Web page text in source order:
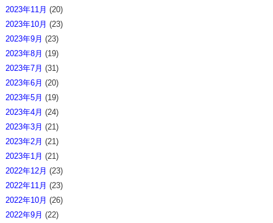
2023年11月 (20)
2023年10月 (23)
2023年9月 (23)
2023年8月 (19)
2023年7月 (31)
2023年6月 (20)
2023年5月 (19)
2023年4月 (24)
2023年3月 (21)
2023年2月 (21)
2023年1月 (21)
2022年12月 (23)
2022年11月 (23)
2022年10月 (26)
2022年9月 (22)